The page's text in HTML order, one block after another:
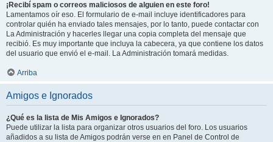
¡Recibí spam o correos maliciosos de alguien en este foro!
Lamentamos oír eso. El formulario de e-mail incluye identificadores para
controlar quién ha enviado tales mensajes, por lo tanto, puede contactar con
La Administración y hacerles llegar una copia completa del mensaje que
recibió. Es muy importante que incluya la cabecera, ya que contiene los datos
del usuario que envió el e-mail. La Administración tomará medidas.
Arriba
Amigos e Ignorados
¿Qué es la lista de Mis Amigos e Ignorados?
Puede utilizar la lista para organizar otros usuarios del foro. Los usuarios
añadidos a su lista de Amigos podrán verse en en Panel de Control de